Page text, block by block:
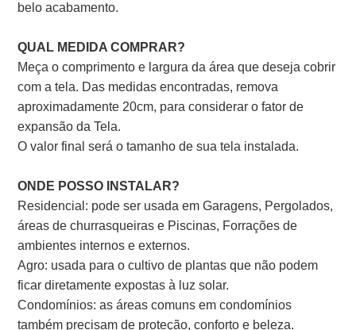
belo acabamento.
QUAL MEDIDA COMPRAR?
Meça o comprimento e largura da área que deseja cobrir
com a tela. Das medidas encontradas, remova
aproximadamente 20cm, para considerar o fator de
expansão da Tela.
O valor final será o tamanho de sua tela instalada.
ONDE POSSO INSTALAR?
Residencial: pode ser usada em Garagens, Pergolados,
áreas de churrasqueiras e Piscinas, Forrações de
ambientes internos e externos.
Agro: usada para o cultivo de plantas que não podem
ficar diretamente expostas à luz solar.
Condomínios: as áreas comuns em condomínios
também precisam de proteção, conforto e beleza.